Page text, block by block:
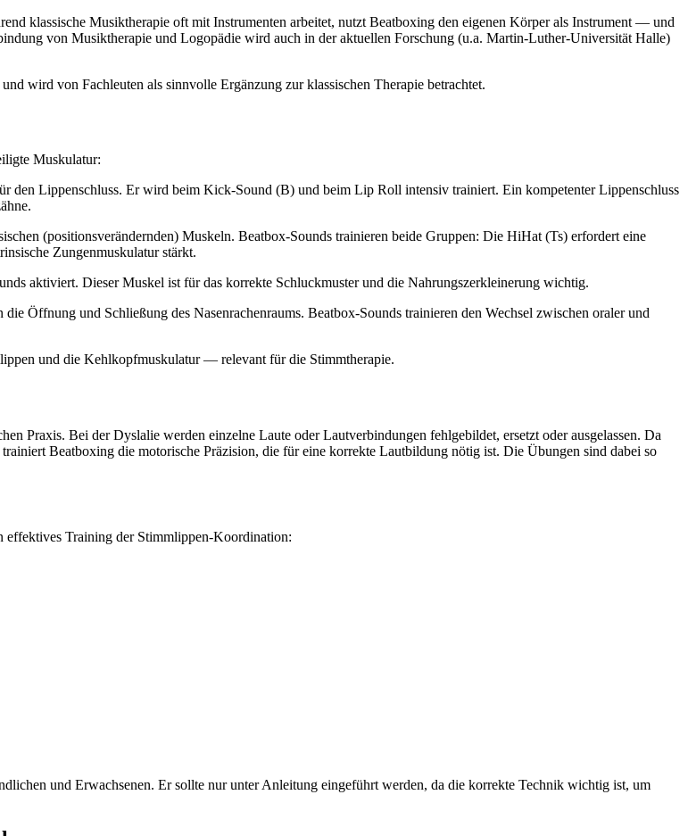
klassische Musiktherapie oft mit Instrumenten arbeitet, nutzt Beatboxing den eigenen Körper als Instrument — und
von Musiktherapie und Logopädie wird auch in der aktuellen Forschung (u.a. Martin-Luther-Universität Halle)
wird von Fachleuten als sinnvolle Ergänzung zur klassischen Therapie betrachtet.
Muskulatur:
den Lippenschluss. Er wird beim Kick-Sound (B) und beim Lip Roll intensiv trainiert. Ein kompetenter Lippenschluss
(positionsverändernden) Muskeln. Beatbox-Sounds trainieren beide Gruppen: Die HiHat (Ts) erfordert eine
Zungenmuskulatur stärkt.
aktiviert. Dieser Muskel ist für das korrekte Schluckmuster und die Nahrungszerkleinerung wichtig.
Öffnung und Schließung des Nasenrachenraums. Beatbox-Sounds trainieren den Wechsel zwischen oraler und
und die Kehlkopfmuskulatur — relevant für die Stimmtherapie.
Praxis. Bei der Dyslalie werden einzelne Laute oder Lautverbindungen fehlgebildet, ersetzt oder ausgelassen. Da
Beatboxing die motorische Präzision, die für eine korrekte Lautbildung nötig ist. Die Übungen sind dabei so
Training der Stimmlippen-Koordination:
und Erwachsenen. Er sollte nur unter Anleitung eingeführt werden, da die korrekte Technik wichtig ist, um